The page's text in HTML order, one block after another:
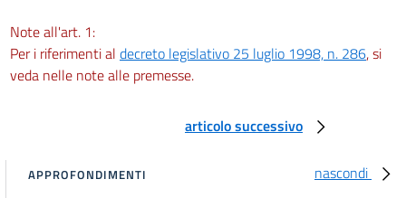
Note all'art. 1:
Per i riferimenti al decreto legislativo 25 luglio 1998, n. 286, si
veda nelle note alle premesse.
articolo successivo
nascondi
APPROFONDIMENTI